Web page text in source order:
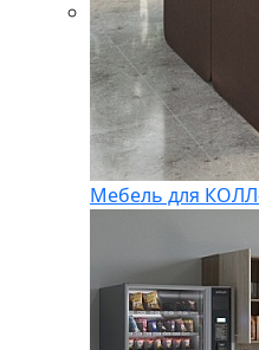
Мебель для